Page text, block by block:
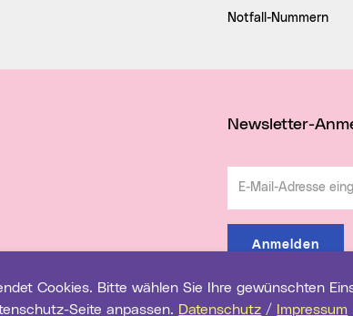
Seite anpassen. Datenschutz / Impressum
Notfall-Nummern
Newsletter-
Anmelden